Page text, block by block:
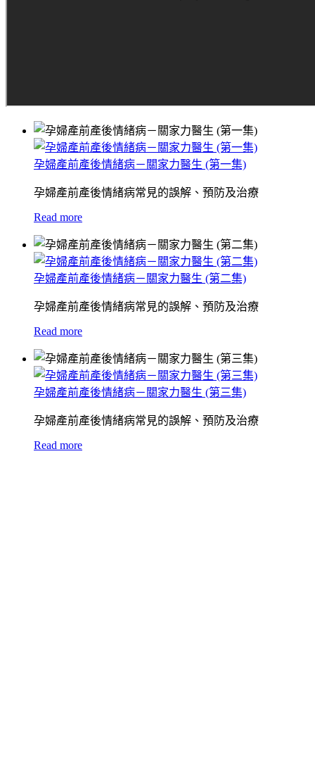
孕婦產前產後情緒病－關家力醫生 (第一集)
孕婦產前產後情緒病常見的誤解、預防及治療
Read more
孕婦產前產後情緒病－關家力醫生 (第二集)
孕婦產前產後情緒病常見的誤解、預防及治療
Read more
孕婦產前產後情緒病－關家力醫生 (第三集)
孕婦產前產後情緒病常見的誤解、預防及治療
Read more